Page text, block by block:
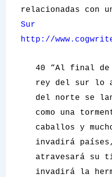
relacionadas con
Sur
http://
40 “Al final
rey del sur lo
del norte se
como una
caballos y
invadirá
atravesará su
invadirá la